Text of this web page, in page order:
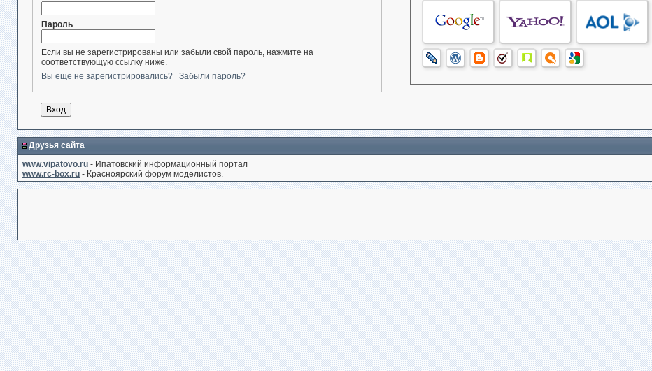
Пароль
Если вы не зарегистрированы или забыли свой пароль, нажмите на
соответствующую ссылку ниже.
Вы еще не зарегистрировались?
Забыли пароль?
Друзья сайта
www.vipatovo.ru - Ипатовский информационный портал
www.rc-box.ru - Красноярский форум моделистов.